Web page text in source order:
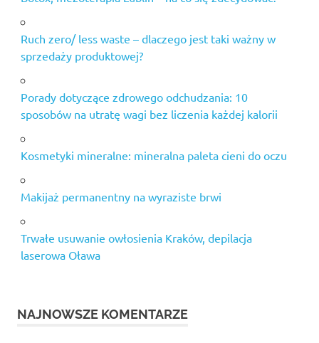
Ruch zero/ less waste – dlaczego jest taki ważny w
sprzedaży produktowej?
Porady dotyczące zdrowego odchudzania: 10
sposobów na utratę wagi bez liczenia każdej kalorii
Kosmetyki mineralne: mineralna paleta cieni do oczu
Makijaż permanentny na wyraziste brwi
Trwałe usuwanie owłosienia Kraków, depilacja
laserowa Oława
NAJNOWSZE KOMENTARZE